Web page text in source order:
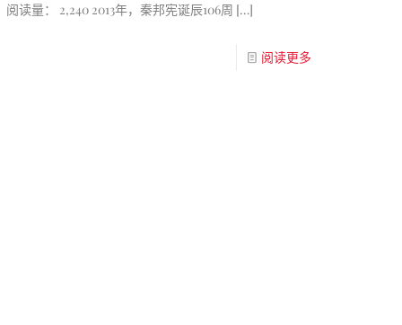
阅读量： 2,240 2013年，秦邦宪诞辰106周 […]
阅读更多